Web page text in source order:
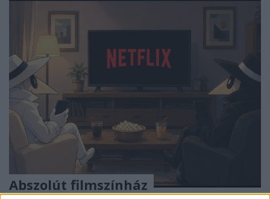
Abszolút filmszínház